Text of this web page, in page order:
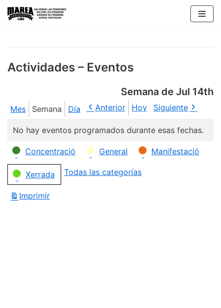
Saltar
Actividades – Eventos
Semana de Jul 14th
Mes Semana Día Anterior Hoy Siguiente
No hay eventos programados durante esas fechas.
Categorías
Concentració General Manifestació
Xerrada Todas las categorías
Imprimir